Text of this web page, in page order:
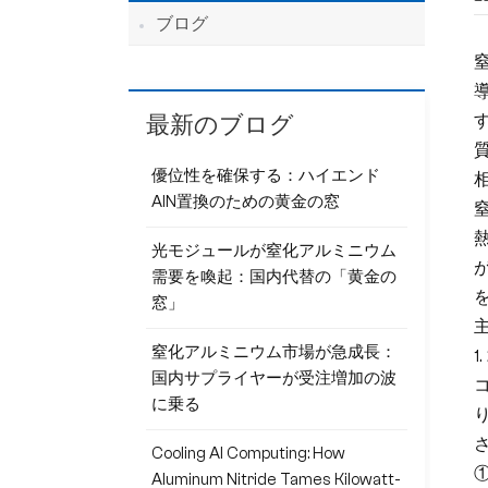
①
ブログ
最新のブログ
優位性を確保する：ハイエンド
AlN置換のための黄金の窓
光モジュールが窒化アルミニウム
需要を喚起：国内代替の「黄金の
窓」
窒化アルミニウム市場が急成長：
国内サプライヤーが受注増加の波
に乗る
Cooling AI Computing: How
Aluminum Nitride Tames Kilowatt-